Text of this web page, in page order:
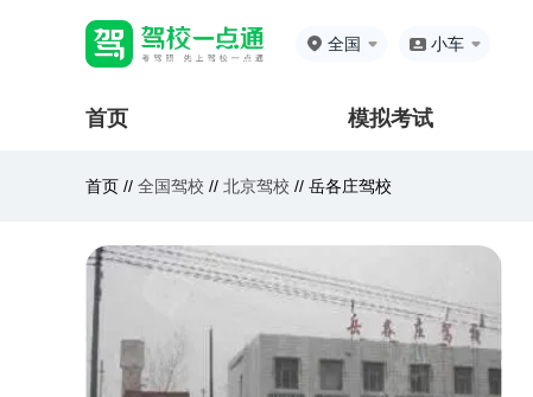
全国 小车
首页 模拟考试
首页 // 全国驾校 // 北京驾校 // 岳各庄驾校